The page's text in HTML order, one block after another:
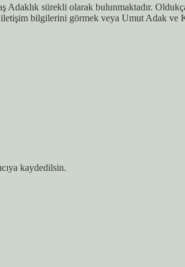
Adaklık sürekli olarak bulunmaktadır.
iletişim bilgilerini görmek veya Umut Adak ve
kaydedilsin.